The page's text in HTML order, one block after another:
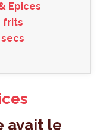
Epices
frits
avait le